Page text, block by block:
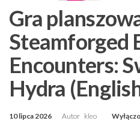
Gra
Steamforged
Encounters:
Hydra
10 lipca 2026 Autor kleo